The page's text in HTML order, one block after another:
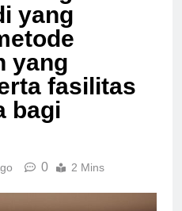
yang
yang
fasilitas
bagi
0 2 Mins